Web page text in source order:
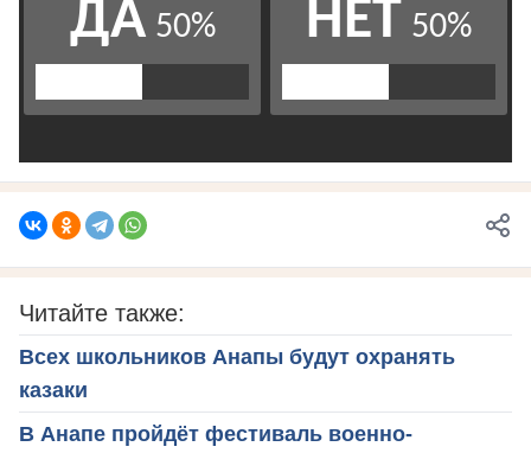
Читайте также:
Всех школьников Анапы будут охранять
казаки
В Анапе пройдёт фестиваль военно-